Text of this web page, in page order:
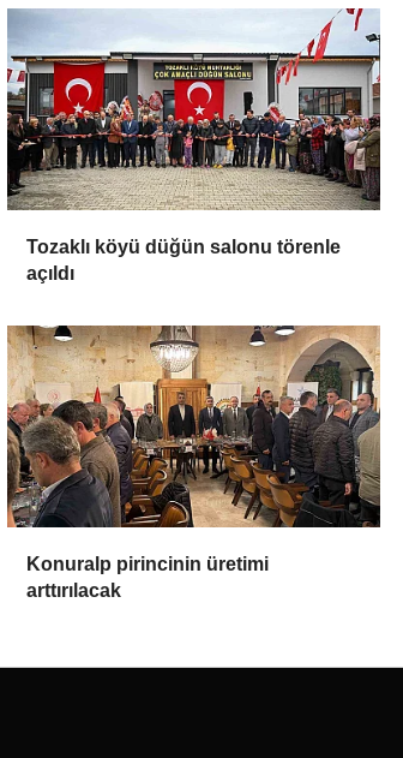
Tozaklı köyü düğün salonu törenle
açıldı
Konuralp pirincinin üretimi
arttırılacak